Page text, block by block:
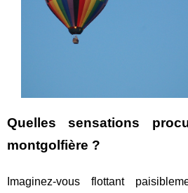
Quelles sensations
montgolfière ?
Imaginez-vous flottant